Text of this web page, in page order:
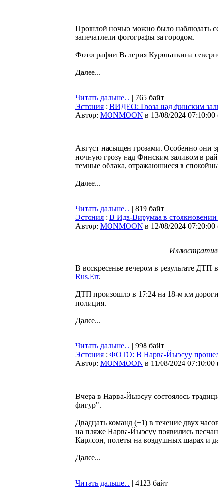
Прошлой ночью можно было наблюдать
запечатлели фотографы за городом.
Фотографии Валерия Куропаткина
Далее...
Читать дальше... | 765 байт
Эстония : ВИДЕО: Гроза над финским
Автор: MONMOON в 13/08/2024 07:10:00
Август насыщен грозами. Особенно они
ночную грозу над Финским заливом в
темные облака, отражающиеся в
Далее...
Читать дальше... | 819 байт
Эстония : В Ида-Вирумаа в
Автор: MONMOON в 12/08/2024 07:20:00
В воскресенье вечером в результате
Rus.Err.
ДТП произошло в 17:24 на 18-м км
полиция.
Далее...
Читать дальше... | 998 байт
Эстония : ФОТО: В Нарва-Йыэсуу прошел
Автор: MONMOON в 11/08/2024 07:10:00
Вчера в Нарва-Йыэсуу состоялось
фигур".
Двадцать команд (+1) в течение двух
на пляже Нарва-Йыэсуу появились
Карлсон, полеты на воздушных шарах и
Далее...
Читать дальше... | 4123 байт